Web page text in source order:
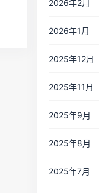
2026年2月
2026年1月
2025年12月
2025年11月
2025年9月
2025年8月
2025年7月